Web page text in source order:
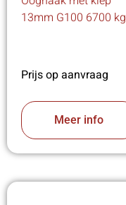
13mm G100 6700 kg
Prijs op aanvraag
Meer info